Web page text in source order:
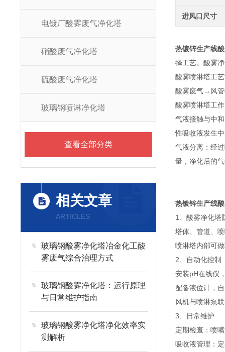
电镀厂酸雾废气净化塔
硝酸废气净化塔
硫酸废气净化塔
玻璃钢喷淋净化塔
查看全部分类
相关文章
ARTICLES
玻璃钢酸雾净化塔冶金化工酸
雾废气综合治理方式
玻璃钢酸雾净化塔：运行原理
与日常维护指南
玻璃钢酸雾净化塔净化效率实
测解析
进风口尺寸
热镀锌生产线
择工艺。酸雾
酸雾喷淋塔工
酸雾废气→风
酸雾喷淋塔工
气液接触与中
性吸收液发生
气液分离：经
量，净化后的
热镀锌生产线
1、酸雾净化塔
塔体、管道、
喷淋塔内部可
2、自动化控制
安装pH在线仪
配备液位计，
风机与喷淋泵
3、日常维护
定期检查：喷
吸收液管理：